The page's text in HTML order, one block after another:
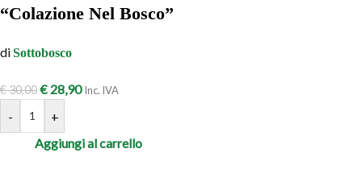
“Colazione Nel Bosco”
diSottobosco
€30,00€ 28,90 Inc. IVA
-
+
Aggiungi al carrello